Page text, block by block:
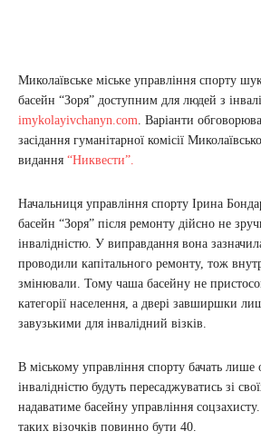
Миколаївське міське управління спорту
басейн “Зоря” доступним для людей з
imykolayivchanyn.com . Варіанти
засідання гуманітарної комісії
видання “Никвести”.
Начальниця управління спорту Ірина
басейн “Зоря” після ремонту дійсно не
інвалідністю. У виправдання вона
проводили капітального ремонту, тож
змінювали. Тому чаша басейну не
категорії населення, а двері завширшки
завузькими для інвалідний візків.
В міському управління спорту бачать
інвалідністю будуть пересаджуватись зі
надаватиме басейну управління
таких візочків повинно бути 40.